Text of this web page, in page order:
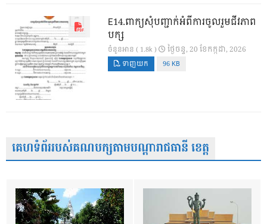
E14.ពាក្យសុំបញ្ជាក់អំពីការចូលរួមជីវភាព
បក្ស
ចំនួនអាន ( 1.8k ) ថ្ងៃ​ចន្ទ, 20 ខែ​កក្កដា, 2026
ទាញយក 96 KB
គេហទំព័ររបស់គណបក្សតាមបណ្តារាជធានី ខេត្ត